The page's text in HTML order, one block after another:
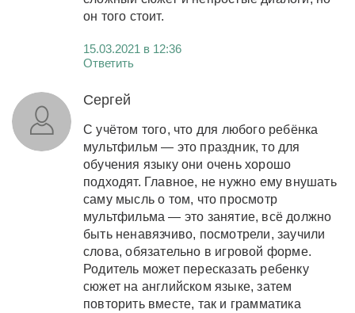
он того стоит.
15.03.2021 в 12:36
Ответить
Сергей
С учётом того, что для любого ребёнка
мультфильм — это праздник, то для
обучения языку они очень хорошо
подходят. Главное, не нужно ему внушать
саму мысль о том, что просмотр
мультфильма — это занятие, всё должно
быть ненавязчиво, посмотрели, заучили
слова, обязательно в игровой форме.
Родитель может пересказать ребенку
сюжет на английском языке, затем
повторить вместе, так и грамматика